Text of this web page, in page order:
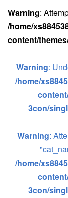
Warning:
/home/
content/
Warning:
/home/
3con/
Warning:
/home/
3con/